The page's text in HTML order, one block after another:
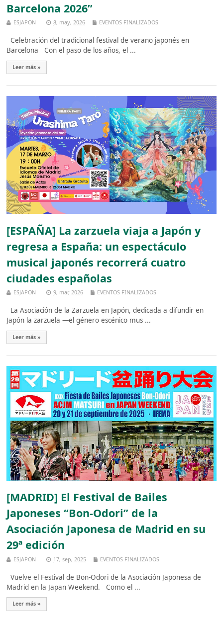
Barcelona 2026”
ESJAPON 8, may, 2026 EVENTOS FINALIZADOS
Celebración del tradicional festival de verano japonés en
Barcelona Con el paso de los años, el ...
Leer más »
[ESPAÑA] La zarzuela viaja a Japón y
regresa a España: un espectáculo
musical japonés recorrerá cuatro
ciudades españolas
ESJAPON 9, mar, 2026 EVENTOS FINALIZADOS
La Asociación de la Zarzuela en Japón, dedicada a difundir en
Japón la zarzuela —el género escénico mus ...
Leer más »
[MADRID] El Festival de Bailes
Japoneses “Bon-Odori” de la
Asociación Japonesa de Madrid en su
29ª edición
ESJAPON 17, sep, 2025 EVENTOS FINALIZADOS
Vuelve el Festival de Bon-Odori de la Asociación Japonesa de
Madrid en la Japan Weekend. Como el ...
Leer más »